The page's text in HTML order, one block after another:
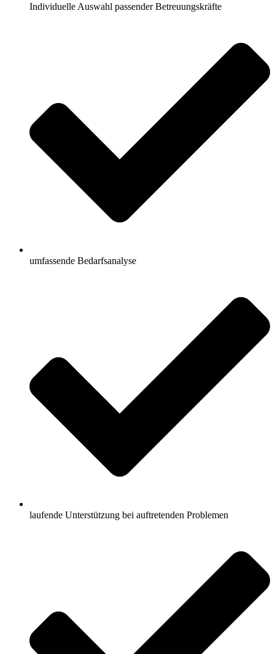
Individuelle Auswahl passender Betreuungskräfte
umfassende Bedarfsanalyse
laufende Unterstützung bei auftretenden Problemen